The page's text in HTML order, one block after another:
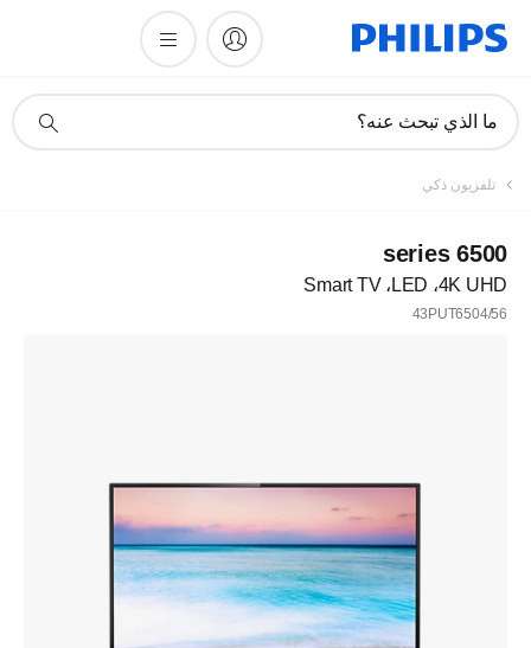
دعم
ما الذي تبحث عنه؟
تلفزيون ذكي
6500 series
4K UHD‏، LED‏، Smart TV
43PUT6504/56